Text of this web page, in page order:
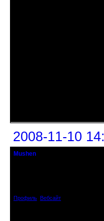
2008-11-10
Mushen
Профиль Вебсайт